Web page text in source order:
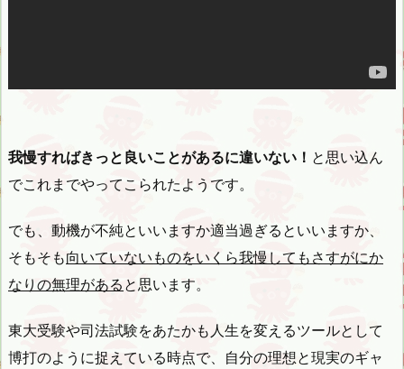
我慢すればきっと良いことがあるに違いない！ と思い込ん
でこれまでやってこられたようです。
でも、動機が不純といいますか適当過ぎるといいますか、
そもそも向いていないものをいくら我慢してもさすがにか
なりの無理がある と思います。
東大受験や司法試験をあたかも人生を変えるツールとして
博打のように捉えている時点で、自分の理想と現実のギャ